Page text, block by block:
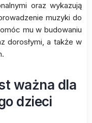
oraz wykazują
muzyki do
mu w budowaniu
dorosłymi, a także w
ważna dla
dzieci